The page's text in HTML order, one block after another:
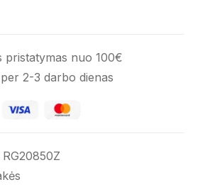
pristatymas nuo 100€
2-3 darbo dienas
RG20850Z